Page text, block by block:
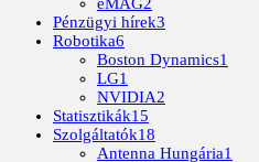
Pénzügyi hírek3
Robotika6
Boston Dynamics1
LG1
NVIDIA2
Statisztikák15
Szolgáltatók18
Antenna Hungária1